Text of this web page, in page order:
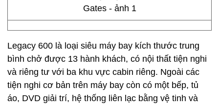
Legacy 600 là loại siêu máy bay kích thước trung
bình chở được 13 hành khách, có nội thất tiện nghi
và riêng tư với ba khu vực cabin riêng. Ngoài các
tiện nghi cơ bản trên máy bay còn có một bếp, tủ
áo, DVD giải trí, hệ thống liên lạc bằng vệ tinh và